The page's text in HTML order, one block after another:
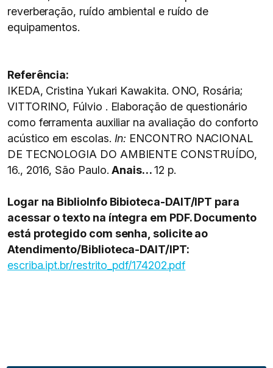
reverberação, ruído ambiental e ruído de
equipamentos.
Referência:
IKEDA, Cristina Yukari Kawakita. ONO, Rosária;
VITTORINO, Fúlvio . Elaboração de questionário
como ferramenta auxiliar na avaliação do conforto
acústico em escolas. In: ENCONTRO NACIONAL
DE TECNOLOGIA DO AMBIENTE CONSTRUÍDO,
16., 2016, São Paulo.Anais…12 p.
Logar na BiblioInfo Bibioteca-DAIT/IPT para
acessar o texto na íntegra em PDF. Documento
está protegido com senha, solicite ao
Atendimento/Biblioteca-DAIT/IPT:
escriba.ipt.br/restrito_pdf/174202.pdf